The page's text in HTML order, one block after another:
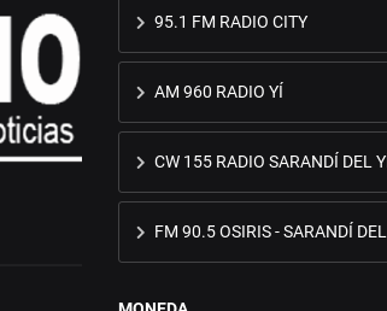
95.1 FM RADIO CITY
AM 960 RADIO YÍ
CW 155 RADIO SARANDÍ DEL
FM 90.5 OSIRIS - SARANDÍ